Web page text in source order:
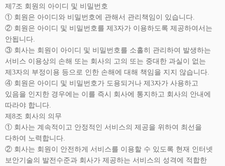
제7조 회원의 아이디 및 비밀번호
① 회원은 아이디와 비밀번호에 관해서 관리책임이 있습니다.
② 회원은 아이디 및 비밀번호를 제3자가 이용하도록 제공하여서는
안됩니다.
③ 회사는 회원이 아이디 및 비밀번호를 소홀히 관리하여 발생하는
서비스 이용상의 손해 또는 회사의 고의 또는 중대한 과실이 없는
제3자의 부정이용 등으로 인한 손해에 대해 책임을 지지 않습니다.
④ 회원은 아이디 및 비밀번호가 도용되거나 제3자가 사용하고
있음을 인지한 경우에는 이를 즉시 회사에 통지하고 회사의 안내에
따라야 합니다.
제8조 회사의 의무
① 회사는 계속적이고 안정적인 서비스의 제공을 위하여 최선을
다하여 노력합니다.
② 회사는 회원이 안전하게 서비스를 이용할 수 있도록 현재 인터넷
보안기술의 발전수준과 회사가 제공하는 서비스의 성격에 적합한